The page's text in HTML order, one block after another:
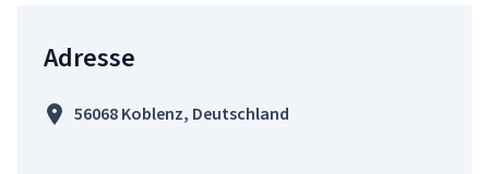
Adresse
56068 Koblenz, Deutschland